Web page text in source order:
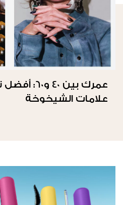
عمرك بين 40
علامات الشيخوخة